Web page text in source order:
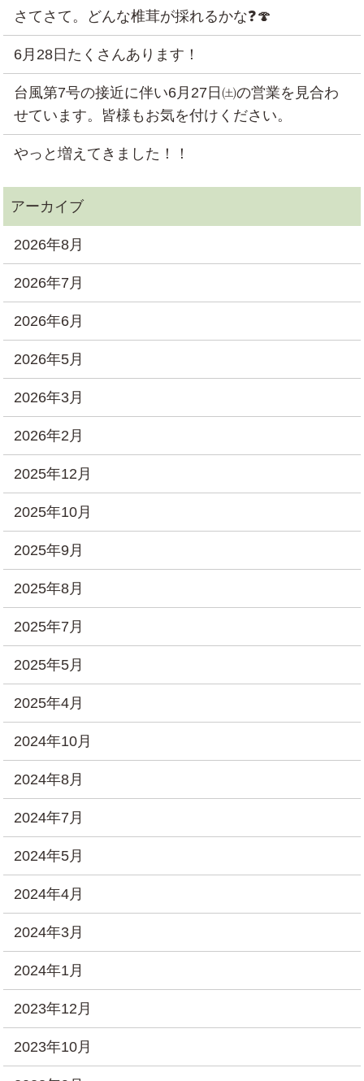
さてさて。どんな椎茸が採れるかな❓🍄
6月28日たくさんあります！
台風第7号の接近に伴い6月27日㈯の営業を見合わ
せています。皆様もお気を付けください。
やっと増えてきました！！
2026年8月
2026年7月
2026年6月
2026年5月
2026年3月
2026年2月
2025年12月
2025年10月
2025年9月
2025年8月
2025年7月
2025年5月
2025年4月
2024年10月
2024年8月
2024年7月
2024年5月
2024年4月
2024年3月
2024年1月
2023年12月
2023年10月